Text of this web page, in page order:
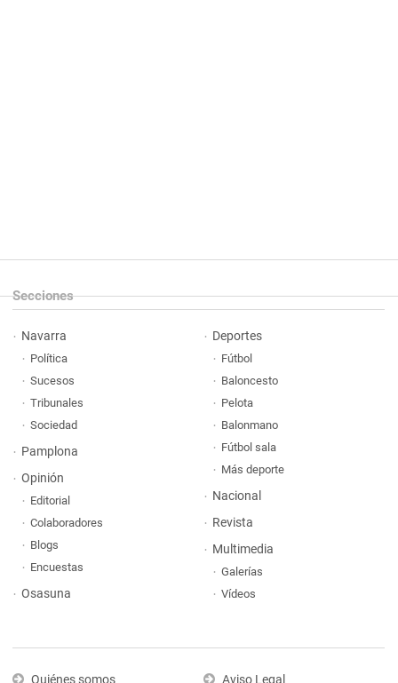
Secciones
Navarra
Política
Sucesos
Tribunales
Sociedad
Pamplona
Opinión
Editorial
Colaboradores
Blogs
Encuestas
Osasuna
Deportes
Fútbol
Baloncesto
Pelota
Balonmano
Fútbol sala
Más deporte
Nacional
Revista
Multimedia
Galerías
Vídeos
Quiénes somos Aviso Legal